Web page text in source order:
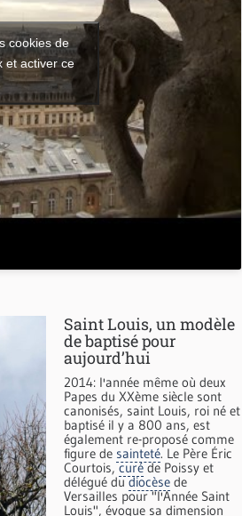
cookies de
et activer ce
Saint Louis, un modèle
de baptisé pour
aujourd’hui
2014: l'année même où deux
Papes du XXème siècle sont
canonisés, saint Louis, roi né et
baptisé il y a 800 ans, est
également re-proposé comme
figure de sainteté. Le Père Éric
Courtois,curéde Poissy et
délégué dudiocèse de
Versailles pour "l'Année Saint
Louis", évoque sa dimension